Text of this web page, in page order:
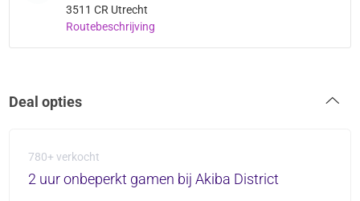
3511 CR Utrecht
Routebeschrijving
Deal opties
780+ verkocht
2 uur onbeperkt gamen bij Akiba District